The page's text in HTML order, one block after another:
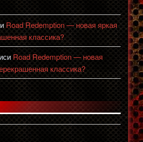
Road Redemption — новая яркая
классика?
Road Redemption — новая
классика?